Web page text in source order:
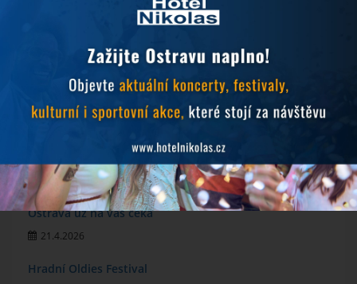
Prodlužujeme snídaně během hudebních festivalů
MichalFest 2026
28.4.2026
Ostrava už na vás čeká
21.4.2026
Hradní Oldies Festival